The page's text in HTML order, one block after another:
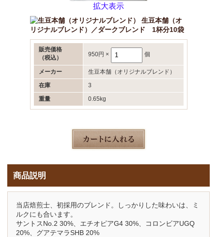
拡大表示
生豆本舗（オ
リジナルブレンド）／ダークブレンド 1杯分10袋
販売価格
（税込）
950円 × 個
メーカー
生豆本舗（オリジナルブレンド）
在庫
3
重量
0.65kg
商品説明
当店焙煎士、初採用のブレンド。しっかりした味わいは、ミ
ルクにも合います。
サントスNo.2 30%、エチオピアG4 30%、コロンビアUGQ
20%、グアテマラSHB 20%